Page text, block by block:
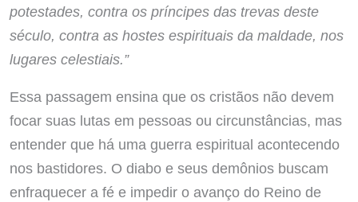
potestades, contra os príncipes das trevas deste
século, contra as hostes espirituais da maldade, nos
lugares celestiais.”
Essa passagem ensina que os cristãos não devem
focar suas lutas em pessoas ou circunstâncias, mas
entender que há uma guerra espiritual acontecendo
nos bastidores. O diabo e seus demônios buscam
enfraquecer a fé e impedir o avanço do Reino de